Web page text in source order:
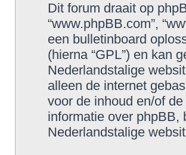
Dit forum draait op
“www.phpBB.com”,
een bulletinboard
(hierna “GPL”) en kan
Nederlandstalige
alleen de internet
voor de inhoud en/of
informatie over
Nederlandstalige